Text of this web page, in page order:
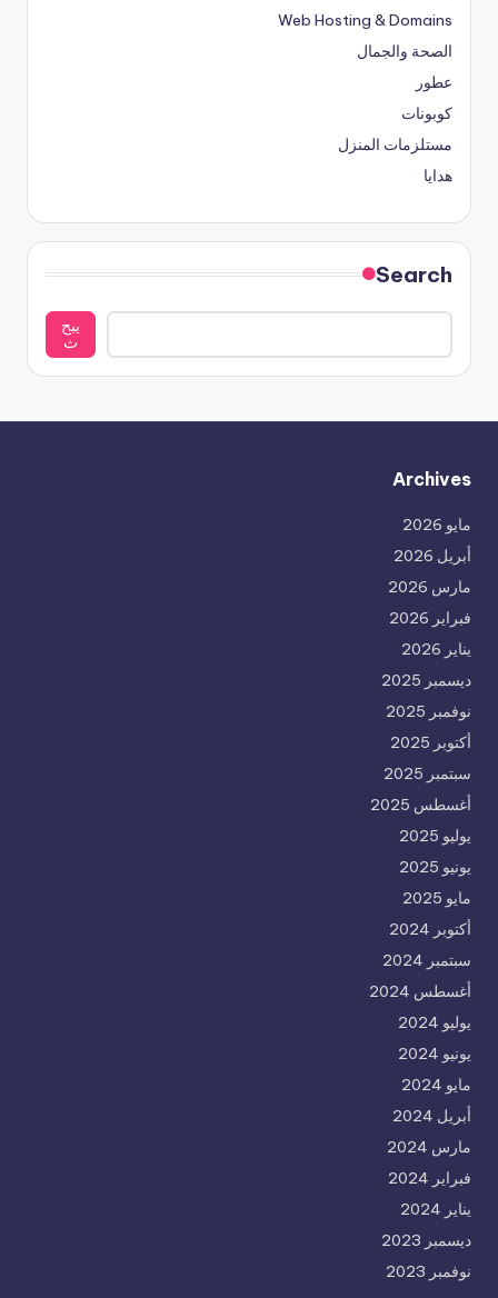
Web Hosting & Domains
الصحة والجمال
عطور
كوبونات
مستلزمات المنزل
هدايا
Search
يبح
ث
Archives
مايو 2026
أبريل 2026
مارس 2026
فبراير 2026
يناير 2026
ديسمبر 2025
نوفمبر 2025
أكتوبر 2025
سبتمبر 2025
أغسطس 2025
يوليو 2025
يونيو 2025
مايو 2025
أكتوبر 2024
سبتمبر 2024
أغسطس 2024
يوليو 2024
يونيو 2024
مايو 2024
أبريل 2024
مارس 2024
فبراير 2024
يناير 2024
ديسمبر 2023
نوفمبر 2023